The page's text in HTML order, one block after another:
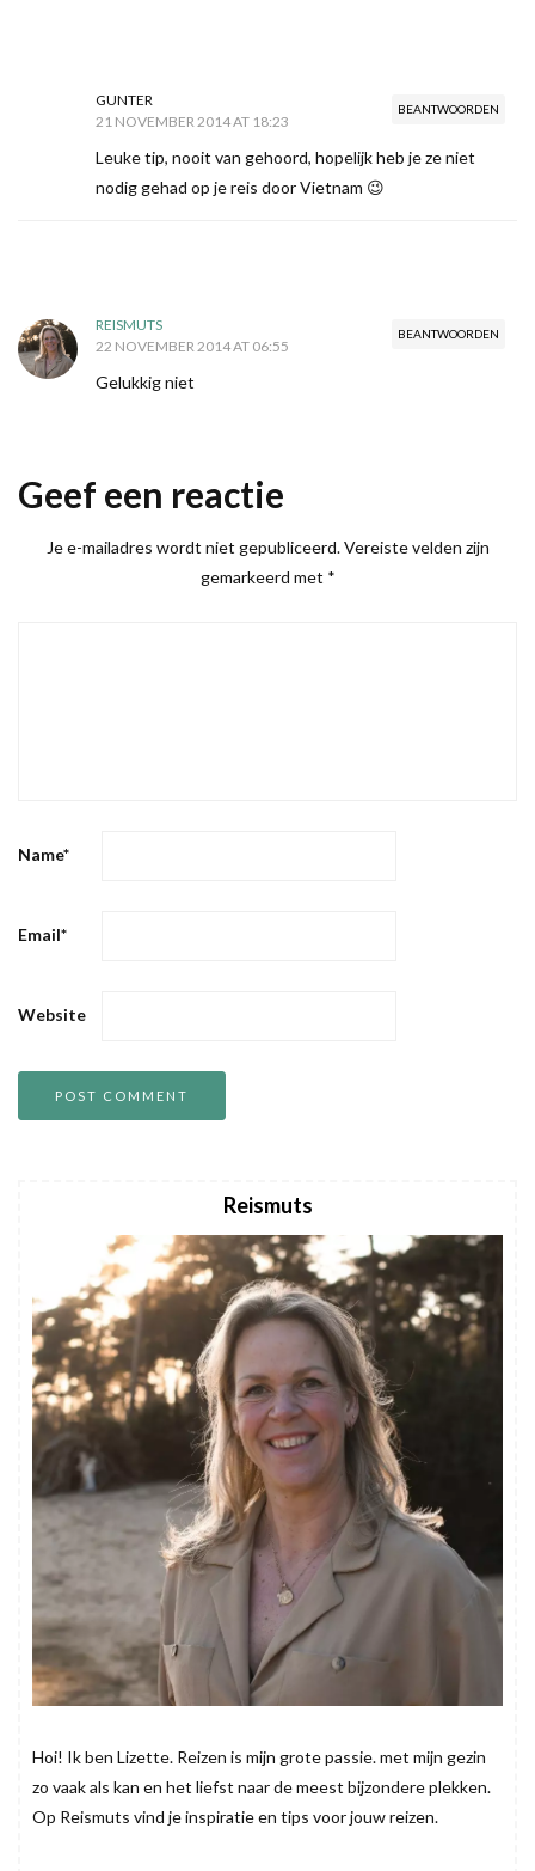
BEANTWOORDEN
GUNTER
21 NOVEMBER 2014 AT 18:23
Leuke tip, nooit van gehoord, hopelijk heb je ze niet
nodig gehad op je reis door Vietnam 😉
BEANTWOORDEN
REISMUTS
22 NOVEMBER 2014 AT 06:55
Gelukkig niet
Geef een reactie
Je e-mailadres wordt niet gepubliceerd. Vereiste velden zijn
gemarkeerd met *
Name*
Email*
Website
Reismuts
Hoi! Ik ben Lizette. Reizen is mijn grote passie. met mijn gezin
zo vaak als kan en het liefst naar de meest bijzondere plekken.
Op Reismuts vind je inspiratie en tips voor jouw reizen.